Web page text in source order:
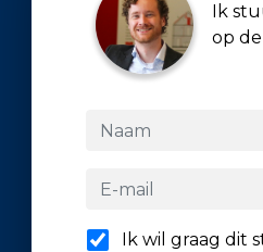
Ik
op
Ik wil graag dit